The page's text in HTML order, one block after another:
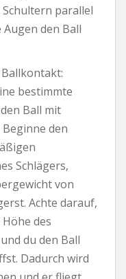
parallel
den Ball
bestimmte
Ball mit
den
Schlägers,
von
Achte darauf,
des
du den Ball
Dadurch wird